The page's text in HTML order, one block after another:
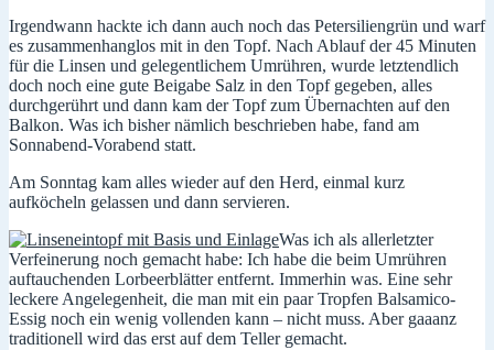
Irgendwann hackte ich dann auch noch das Petersiliengrün und warf
es zusammenhanglos mit in den Topf. Nach Ablauf der 45 Minuten
für die Linsen und gelegentlichem Umrühren, wurde letztendlich
doch noch eine gute Beigabe Salz in den Topf gegeben, alles
durchgerührt und dann kam der Topf zum Übernachten auf den
Balkon. Was ich bisher nämlich beschrieben habe, fand am
Sonnabend-Vorabend statt.
Am Sonntag kam alles wieder auf den Herd, einmal kurz
aufköcheln gelassen und dann servieren.
Was ich als allerletzter
Verfeinerung noch gemacht habe: Ich habe die beim Umrühren
auftauchenden Lorbeerblätter entfernt. Immerhin was. Eine sehr
leckere Angelegenheit, die man mit ein paar Tropfen Balsamico-
Essig noch ein wenig vollenden kann – nicht muss. Aber gaaanz
traditionell wird das erst auf dem Teller gemacht.